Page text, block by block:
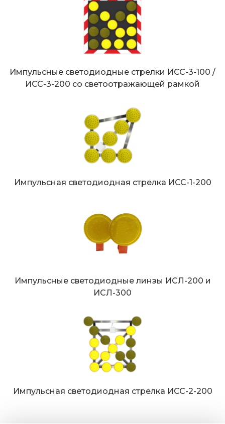
Импульсные светодиодные стрелки ИСС-3-100 /
ИСС-3-200 со светоотражающей рамкой
Импульсная светодиодная стрелка ИСС-1-200
Импульсные светодиодные линзы ИСЛ-200 и
ИСЛ-300
Импульсная светодиодная стрелка ИСС-2-200